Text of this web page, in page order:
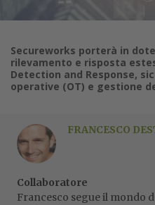
Secureworks porterà in
rilevamento e risposta
Detection and Response,
operative (OT) e gestione
FRANCESCO
Collaboratore
Francesco segue il mondo